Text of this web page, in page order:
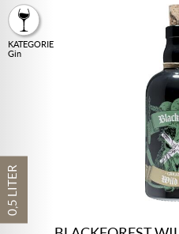
0,5 LITER
KATEGORIE
Gin